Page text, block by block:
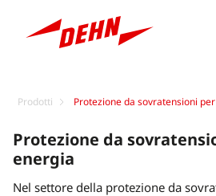
Prodotti Protezione da sovratensioni
Protezione da
energia
Nel settore della protezione da